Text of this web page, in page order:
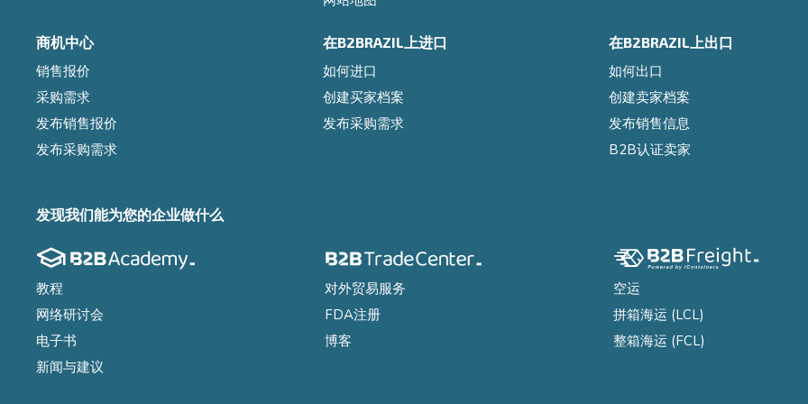
商机中心
销售报价
采购需求
发布销售报价
发布采购需求
在B2BRAZIL上进口
如何进口
创建买家档案
发布采购需求
在B2BRAZIL上出口
如何出口
创建卖家档案
发布销售信息
B2B认证卖家
发现我们能为您的企业做什么
教程
网络研讨会
电子书
新闻与建议
对外贸易服务
FDA注册
博客
空运
拼箱海运 (LCL)
整箱海运 (FCL)